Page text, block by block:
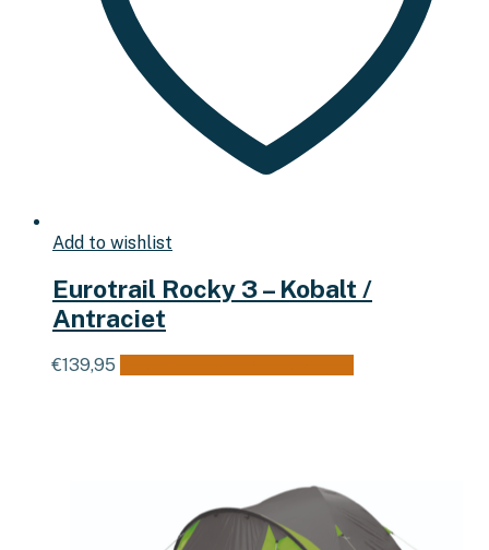
Add to wishlist
Eurotrail Rocky 3 – Kobalt /
Antraciet
€139,95